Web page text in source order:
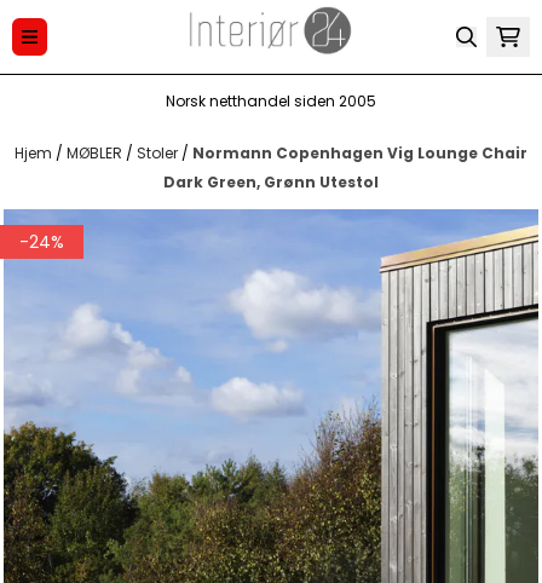
Hopp til innhold
Norsk netthandel siden 2005
Hjem / MØBLER / Stoler / Normann Copenhagen Vig Lounge Chair
Dark Green, Grønn Utestol
-24%